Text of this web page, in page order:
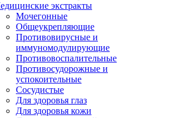
экстракты
Мочегонные
Общеукрепляющие
Противовирусные и
иммуномодулирующие
Противовоспалительные
Противосудорожные и
успокоительные
Сосудистые
Для здоровья глаз
Для здоровья кожи